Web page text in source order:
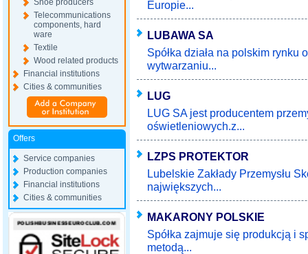
Shoe producers
Telecommunications
components, hard
ware
Textile
Wood related products
Financial institutions
Cities & communities
Offers
Service companies
Production companies
Financial institutions
Cities & communities
Europie...
LUBAWA SA
Spółka działa na polskim rynku
wytwarzaniu...
LUG
LUG SA jest producentem
oświetleniowych.z...
LZPS PROTEKTOR
Lubelskie Zakłady Przemysłu
największych...
MAKARONY POLSKIE
Spółka zajmuje się produkcją i
metodą...